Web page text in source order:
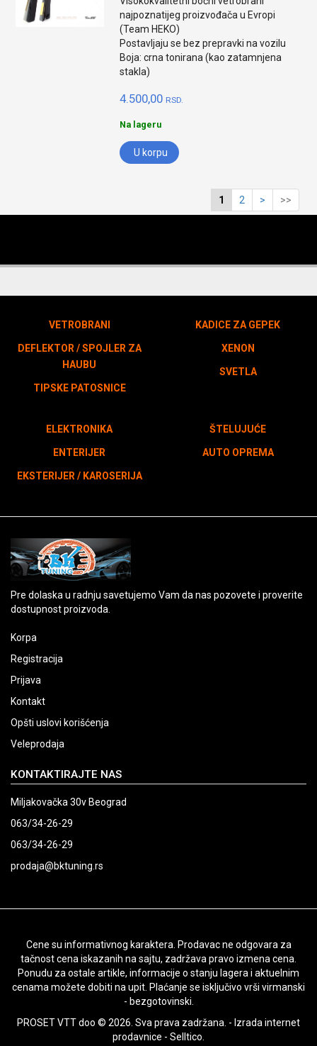
najpoznatijeg proizvođača u Evropi
(Team HEKO)
Postavljaju se bez prepravki na vozilu
Boja: crna tonirana (kao zatamnjena
stakla)
4.500,00 RSD.
Na lageru
U korpu
1 2 > >>
VETROBRANI
DEFLEKTOR / SPOJLER ZA
HAUBU
TIPSKE PATOSNICE
KADICE ZA GEPEK
XENON
SVETLA
ELEKTRONIKA
ENTERIJER
EKSTERIJER / KAROSERIJA
ŠTELUJUĆE
AUTO OPREMA
Pre dolaska u radnju savetujemo Vam da nas pozovete i proverite
dostupnost proizvoda.
Korpa
Registracija
Prijava
Kontakt
Opšti uslovi korišćenja
Veleprodaja
KONTAKTIRAJTE NAS
Miljakovačka 30v Beograd
063/34-26-29
063/34-26-29
prodaja@bktuning.rs
Cene su informativnog karaktera. Prodavac ne odgovara za
tačnost cena iskazanih na sajtu, zadržava pravo izmena cena.
Ponudu za ostale artikle, informacije o stanju lagera i aktuelnim
cenama možete dobiti na upit. Plaćanje se isključivo vrši virmanski
- bezgotovinski.
PROSET VTT doo © 2026. Sva prava zadržana. - Izrada internet
prodavnice - Selltico.